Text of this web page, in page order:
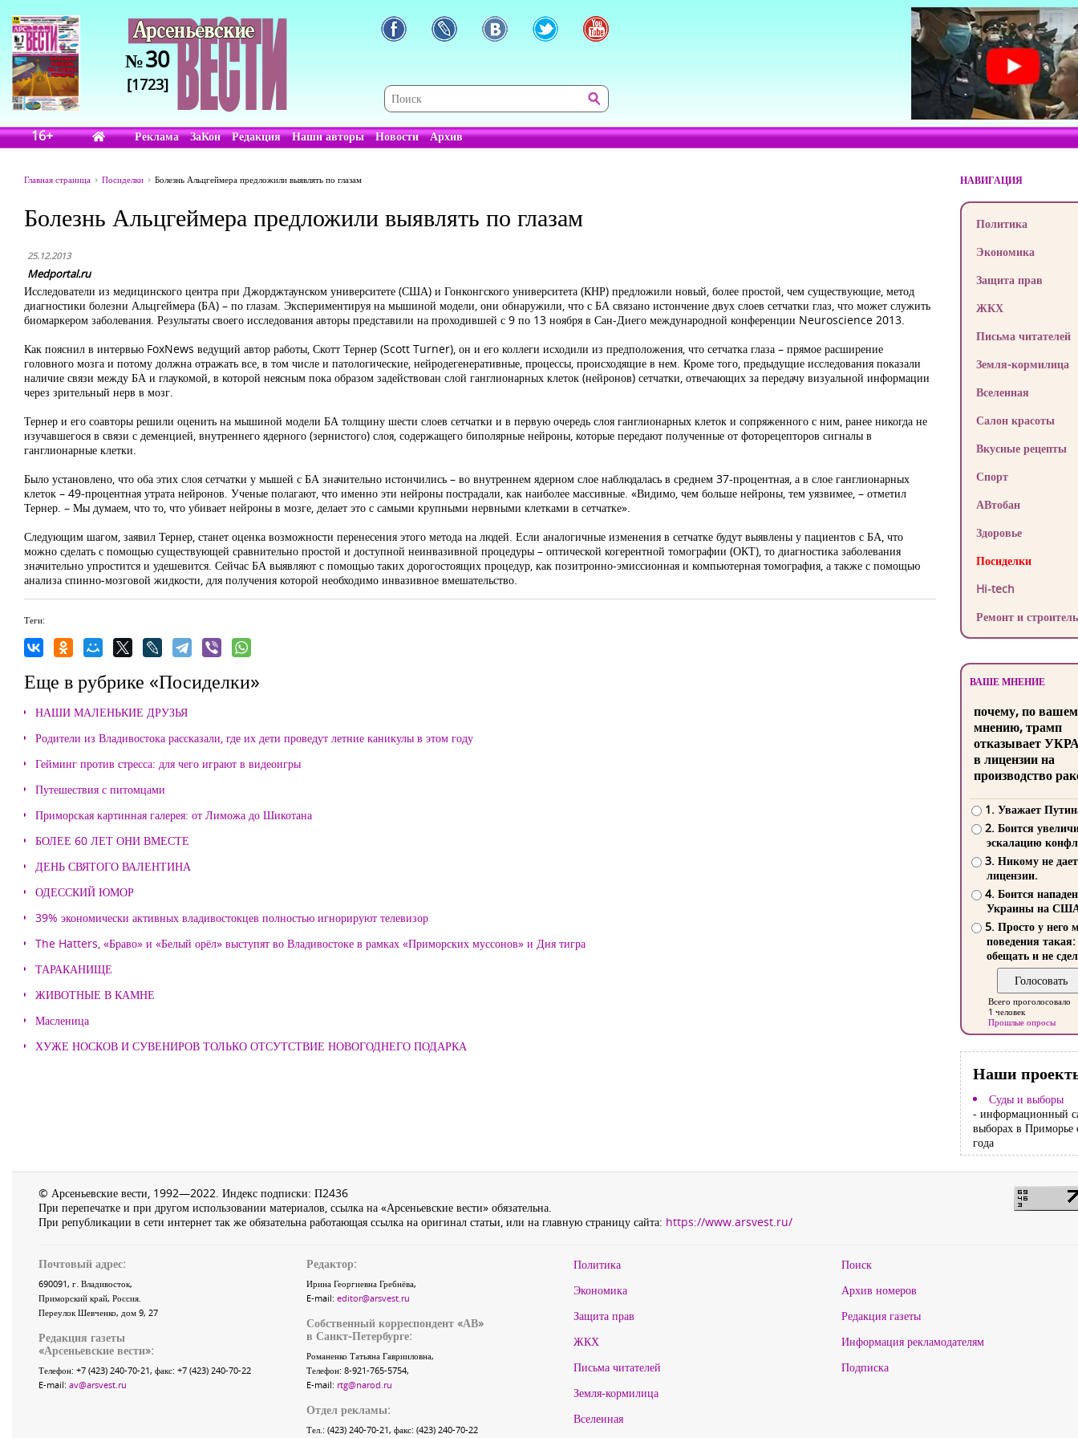
№30
[1723]
16+ Реклама ЗаКон Редакция Наши авторы Новости Архив
Главная страница Посиделки Болезнь Альцгеймера предложили выявлять по глазам
Болезнь Альцгеймера предложили выявлять по глазам
25.12.2013
Medportal.ru
Исследователи из медицинского центра при Джорджтаунском университете (США) и Гонконгского университета (КНР) предложили новый, более простой, чем существующие, метод
диагностики болезни Альцгеймера (БА) – по глазам. Экспериментируя на мышиной модели, они обнаружили, что с БА связано истончение двух слоев сетчатки глаз, что может служить
биомаркером заболевания. Результаты своего исследования авторы представили на проходившей с 9 по 13 ноября в Сан-Диего международной конференции Neuroscience 2013.
Как пояснил в интервью FoxNews ведущий автор работы, Скотт Тернер (Scott Turner), он и его коллеги исходили из предположения, что сетчатка глаза – прямое расширение
головного мозга и потому должна отражать все, в том числе и патологические, нейродегенеративные, процессы, происходящие в нем. Кроме того, предыдущие исследования показали
наличие связи между БА и глаукомой, в которой неясным пока образом задействован слой ганглионарных клеток (нейронов) сетчатки, отвечающих за передачу визуальной информации
через зрительный нерв в мозг.
Тернер и его соавторы решили оценить на мышиной модели БА толщину шести слоев сетчатки и в первую очередь слоя ганглионарных клеток и сопряженного с ним, ранее никогда не
изучавшегося в связи с деменцией, внутреннего ядерного (зернистого) слоя, содержащего биполярные нейроны, которые передают полученные от фоторецепторов сигналы в
ганглионарные клетки.
Было установлено, что оба этих слоя сетчатки у мышей с БА значительно истончились – во внутреннем ядерном слое наблюдалась в среднем 37-процентная, а в слое ганглионарных
клеток – 49-процентная утрата нейронов. Ученые полагают, что именно эти нейроны пострадали, как наиболее массивные. «Видимо, чем больше нейроны, тем уязвимее, – отметил
Тернер. – Мы думаем, что то, что убивает нейроны в мозге, делает это с самыми крупными нервными клетками в сетчатке».
Следующим шагом, заявил Тернер, станет оценка возможности перенесения этого метода на людей. Если аналогичные изменения в сетчатке будут выявлены у пациентов с БА, что
можно сделать с помощью существующей сравнительно простой и доступной неинвазивной процедуры – оптической когерентной томографии (ОКТ), то диагностика заболевания
значительно упростится и удешевится. Сейчас БА выявляют с помощью таких дорогостоящих процедур, как позитронно-эмиссионная и компьютерная томография, а также с помощью
анализа спинно-мозговой жидкости, для получения которой необходимо инвазивное вмешательство.
Теги:
Еще в рубрике «Посиделки»
НАШИ МАЛЕНЬКИЕ ДРУЗЬЯ
Родители из Владивостока рассказали, где их дети проведут летние каникулы в этом году
Гейминг против стресса: для чего играют в видеоигры
Путешествия с питомцами
Приморская картинная галерея: от Лиможа до Шикотана
БОЛЕЕ 60 ЛЕТ ОНИ ВМЕСТЕ
ДЕНЬ СВЯТОГО ВАЛЕНТИНА
ОДЕССКИЙ ЮМОР
39% экономически активных владивостокцев полностью игнорируют телевизор
The Hatters, «Браво» и «Белый орёл» выступят во Владивостоке в рамках «Приморских муссонов» и Дня тигра
ТАРАКАНИЩЕ
ЖИВОТНЫЕ В КАМНЕ
Масленица
ХУЖЕ НОСКОВ И СУВЕНИРОВ ТОЛЬКО ОТСУТСТВИЕ НОВОГОДНЕГО ПОДАРКА
НАВИГАЦИЯ
Политика
Экономика
Защита прав
ЖКХ
Письма читателей
Земля-кормилица
Вселенная
Салон красоты
Вкусные рецепты
Спорт
АВтобан
Здоровье
Посиделки
Hi-tech
Ремонт и
ВАШЕ МНЕНИЕ
почему, по
мнению, трамп
отказывает
в лицензии на
производство
1. Уважает
2. Боится
эскалацию
3. Никому не
лицензии.
4. Боится
Украины на
5. Просто у него
поведения такая:
обещать и не
Всего проголосовало
1 человек
Прошлые опросы
Наши
Суды и выборы
- информационный
выборах в Приморье
года
© Арсеньевские вести, 1992—2022. Индекс подписки: П2436
При перепечатке и при другом использовании материалов, ссылка на «Арсеньевские вести» обязательна.
При републикации в сети интернет так же обязательна работающая ссылка на оригинал статьи, или на главную страницу сайта: https://www.arsvest.ru/
Почтовый адрес:
690091, г. Владивосток,
Приморский край, Россия.
Переулок Шевченко, дом 9, 27
Редакция газеты
«Арсеньевские вести»:
Телефон: +7 (423) 240-70-21, факс: +7 (423) 240-70-22
E-mail: av@arsvest.ru
Редактор:
Ирина Георгиевна Гребнёва,
E-mail: editor@arsvest.ru
Собственный корреспондент «АВ»
в Санкт-Петербурге:
Романенко Татьяна Гаврииловна,
Телефон: 8-921-765-5754,
E-mail: rtg@narod.ru
Отдел рекламы:
Тел.: (423) 240-70-21, факс: (423) 240-70-22
Политика
Экономика
Защита прав
ЖКХ
Письма читателей
Земля-кормилица
Вселенная
Поиск
Архив номеров
Редакция газеты
Информация рекламодателям
Подписка